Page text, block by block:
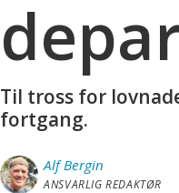
Til tross for
fortgang.
Alf Bergin
ANSVARLIG REDAKTØR